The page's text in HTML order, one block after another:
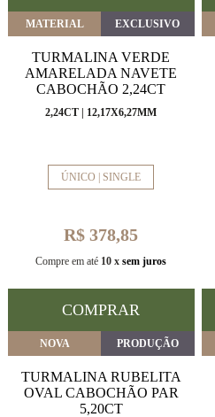
MATERIAL EXCLUSIVO
TURMALINA VERDE
AMARELADA NAVETE
CABOCHÃO 2,24CT
2,24CT | 12,17X6,27MM
ÚNICO | SINGLE
R$ 378,85
Compre em até 10 x sem juros
COMPRAR
NOVA PRODUÇÃO
TURMALINA RUBELITA
OVAL CABOCHÃO PAR
5,20CT